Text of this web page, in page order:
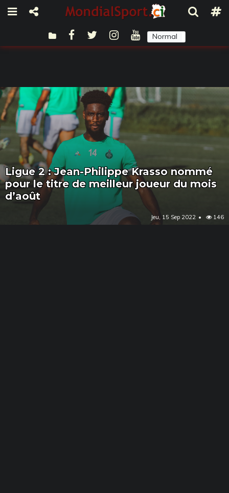
Normal
Ligue 2 : Jean-Philippe Krasso nommé
pour le titre de meilleur joueur du mois
d’août
Jeu, 15 Sep 2022 146